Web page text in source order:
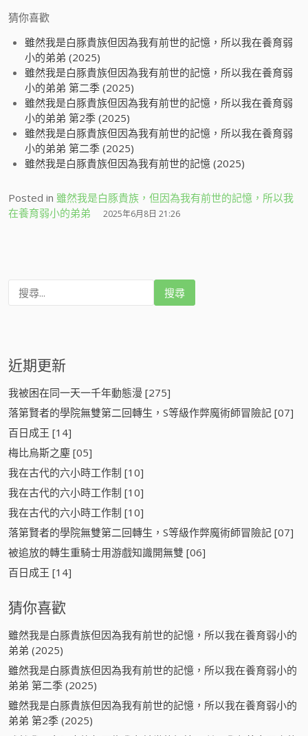
猜你喜歡
雖然我是白豚貴族但因為我有前世的記憶，所以我在養育弱
小的弟弟 (2025)
雖然我是白豚貴族但因為我有前世的記憶，所以我在養育弱
小的弟弟 第二季 (2025)
雖然我是白豚貴族但因為我有前世的記憶，所以我在養育弱
小的弟弟 第2季 (2025)
雖然我是白豚貴族但因為我有前世的記憶，所以我在養育弱
小的弟弟 第二季 (2025)
雖然我是白豚貴族但因為我有前世的記憶 (2025)
Posted in 雖然我是白豚貴族，但因為我有前世的記憶，所以我
在養育弱小的弟弟
2025年6月8日 21:26
近期更新
我被困在同一天一千年動態漫 [275]
落第賢者的學院無雙第二回轉生，S等級作弊魔術師冒險記 [07]
百日成王 [14]
梅比烏斯之塵 [05]
我在古代的六小時工作制 [10]
我在古代的六小時工作制 [10]
我在古代的六小時工作制 [10]
落第賢者的學院無雙第二回轉生，S等級作弊魔術師冒險記 [07]
被追放的轉生重騎士用游戲知識開無雙 [06]
百日成王 [14]
猜你喜歡
雖然我是白豚貴族但因為我有前世的記憶，所以我在養育弱小的
弟弟 (2025)
雖然我是白豚貴族但因為我有前世的記憶，所以我在養育弱小的
弟弟 第二季 (2025)
雖然我是白豚貴族但因為我有前世的記憶，所以我在養育弱小的
弟弟 第2季 (2025)